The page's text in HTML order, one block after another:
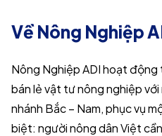
Về Nông Nghiệp
Nông Nghiệp ADI hoạt động
bán lẻ vật tư nông nghiệp
nhánh Bắc – Nam, phục vụ
biệt: người nông dân Việt